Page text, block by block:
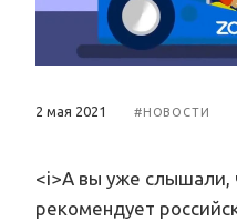
2 мая 2021 #НОВОСТИ
<i>А вы уже слышали,
рекомендует